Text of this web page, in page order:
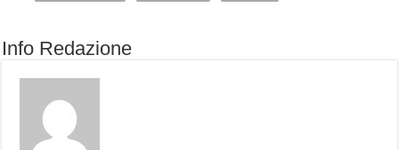
Info Redazione